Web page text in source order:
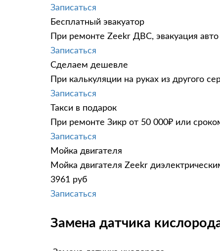
Записаться
Бесплатный эвакуатор
При ремонте Zeekr ДВС, эвакуация
Записаться
Сделаем дешевле
При калькуляции на руках из другого
Записаться
Такси в подарок
При ремонте Зикр от 50 000₽ или
Записаться
Мойка двигателя
Мойка двигателя Zeekr
3961 руб
Записаться
Замена датчика